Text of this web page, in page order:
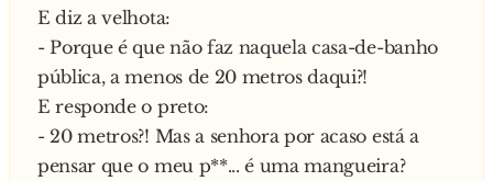
E diz a velhota:
- Porque é que não faz naquela casa-de-banho
pública, a menos de 20 metros daqui?!
E responde o preto:
- 20 metros?! Mas a senhora por acaso está a
pensar que o meu p**... é uma mangueira?